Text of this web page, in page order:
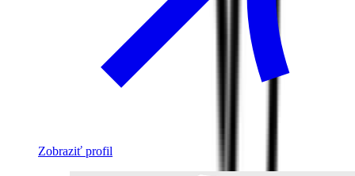
Zobraziť profil